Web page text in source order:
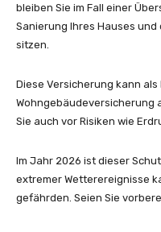
bleiben Sie im Fall einer
Sanierung Ihres Hauses
sitzen.
Diese Versicherung kann
Wohngebäudeversicherung
Sie auch vor Risiken wie
Im Jahr 2026 ist dieser
extremer Wetterereignisse
gefährden. Seien Sie